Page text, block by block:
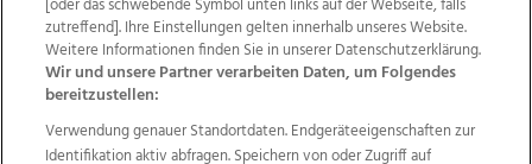
Datenschutz
Impressum
AGB Anzeigekunden
AGB Website
Ehrenkodex Politische Werbung
Weitere Angebote des Medienhauses Wimmer
[oder das schwebende Symbol unten links auf der Webseite, falls
zutreffend]. Ihre Einstellungen gelten innerhalb unseres Website.
Weitere Informationen finden Sie in unserer Datenschutzerklärung.
Wir und unsere Partner verarbeiten Daten, um Folgendes
bereitzustellen:
Verwendung genauer Standortdaten. Endgeräteeigenschaften zur
Identifikation aktiv abfragen. Speichern von oder Zugriff auf